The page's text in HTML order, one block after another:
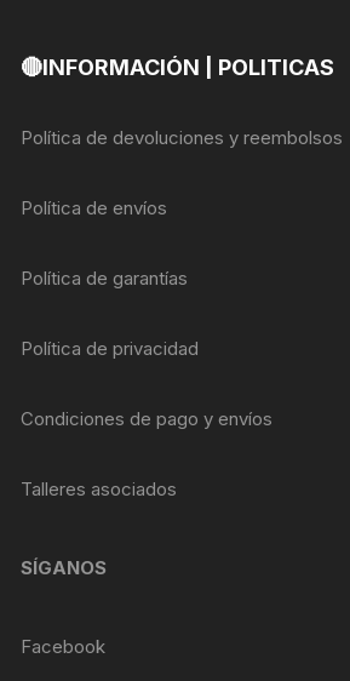
🔴INFORMACIÓN | POLITICAS
Política de devoluciones y reembolsos
Política de envíos
Política de garantías
Política de privacidad
Condiciones de pago y envíos
Talleres asociados
SÍGANOS
Facebook